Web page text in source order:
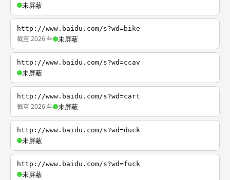
未屏蔽
http://www.baidu.com/s?wd=bike
截至 2026 年 未屏蔽
http://www.baidu.com/s?wd=ccav
未屏蔽
http://www.baidu.com/s?wd=cart
截至 2026 年 未屏蔽
http://www.baidu.com/s?wd=duck
未屏蔽
http://www.baidu.com/s?wd=fuck
未屏蔽